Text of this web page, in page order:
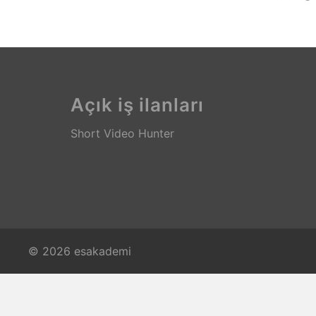
Açık iş ilanları
Short Video Hunter
© 2026 esakademi